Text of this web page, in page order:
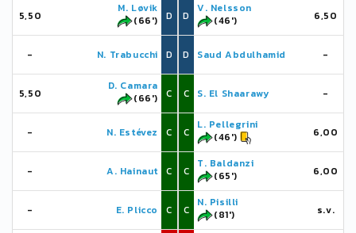
5,50
M. Løvik
(66')
D
- N. Trabucchi D
5,50
D. Camara
(66')
C
- N. Estévez C
- A. Hainaut C
- E. Plicco C
D
V. Nelsson
(46')
6,50
D Saud Abdulhamid -
C S. El Shaarawy -
C
L. Pellegrini
(46')
6,00
C
T. Baldanzi
(65')
6,00
C
N. Pisilli
(81')
s.v.